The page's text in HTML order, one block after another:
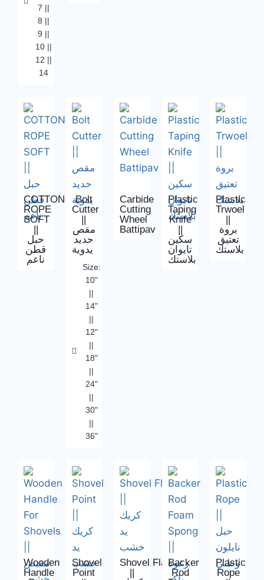
7 ||
8 ||
9 ||
10 ||
12 ||
14
COTTON
ROPE
SOFT
||
حبل
قطن
ناعم
Bolt
Cutter
||
مقص
حديد
يدوية
Size:
10"
||
14"
||
12"
||
18"
||
24"
||
30"
||
36"
Carbide
Cutting
Wheel
Battipav
Plastic
Taping
Knife
||
سكين
تايوان
بلاستك
Plastic
Trwoel
||
بروة
تعتيق
بلاستك
Wooden
Handle
Shovel
Point
Shovel Flat
||
Backer
Rod
Plastic
Rope